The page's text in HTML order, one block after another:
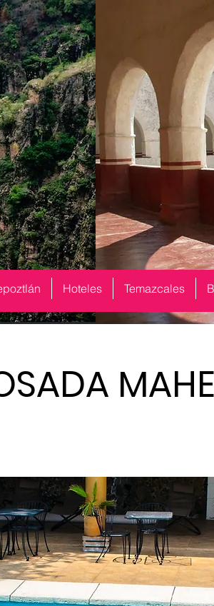
Hoteles Temazcales
MAHE